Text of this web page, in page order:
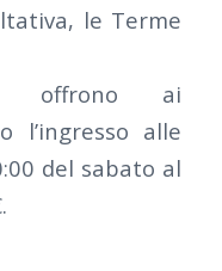
le Terme
offrono ai
l’ingresso alle
del sabato al